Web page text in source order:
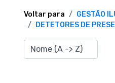
TERMOS E CONDIÇÕES
Voltar para
GESTÃO
DETETORES DE